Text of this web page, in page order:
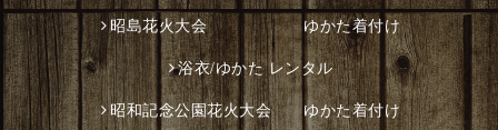
昭島花火大会 ゆかた着付け
浴衣/ゆかた レンタル
昭和記念公園花火大会 ゆかた着付け